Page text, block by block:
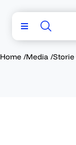
Home /Media /Storie